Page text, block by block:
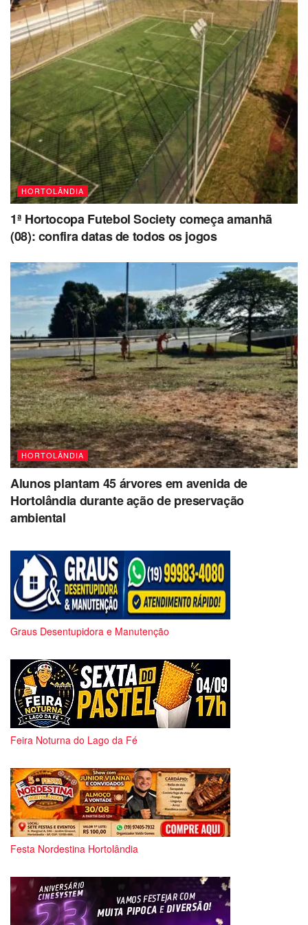
HORTOLÂNDIA
1ª Hortocopa Futebol Society começa amanhã
(08): confira datas de todos os jogos
HORTOLÂNDIA
Alunos plantam 45 árvores em avenida de
Hortolândia durante ação de preservação
ambiental
Graus Desentupidora e Manutenção
Feira Noturna do Lago da Fé
Festa Nordestina Hortolândia